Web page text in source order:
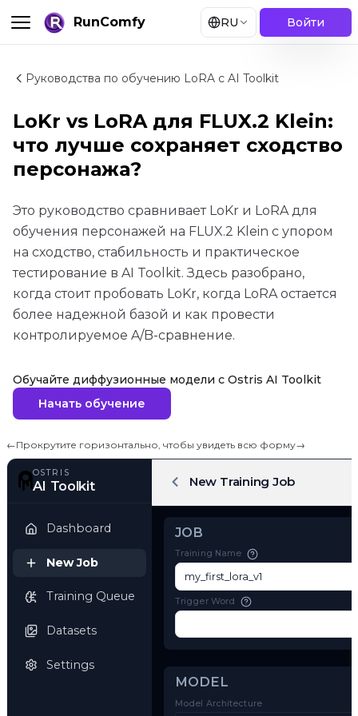
RunComfy RU Войти
Руководства по обучению LoRA с AI Toolkit
LoKr vs LoRA для FLUX.2 Klein:
что лучше сохраняет сходство
персонажа?
Это руководство сравнивает LoKr и LoRA для
обучения персонажей на FLUX.2 Klein с упором
на сходство, стабильность и практическое
тестирование в AI Toolkit. Здесь разобрано,
когда стоит пробовать LoKr, когда LoRA остается
более надежной базой и как провести
контролируемое A/B-сравнение.
Обучайте диффузионные модели с Ostris AI Toolkit
Начать обучение
←Прокрутите горизонтально, чтобы увидеть всю форму→
OSTRIS
AI Toolkit
New Job
Training Queue
JOB
Training Name